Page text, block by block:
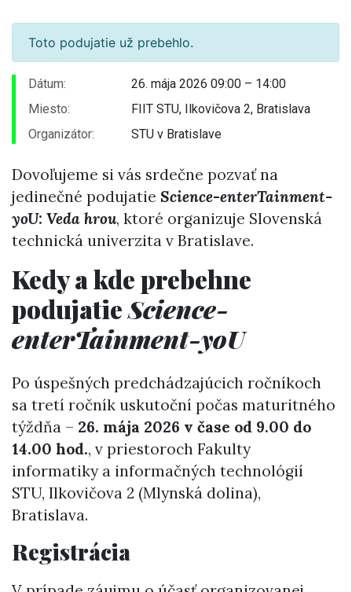
Toto podujatie už prebehlo.
Dátum:
26. mája 2026 09:00 – 14:00
Miesto:
FIIT STU, Ilkovičova 2, Bratislava
Organizátor:
STU v Bratislave
Dovoľujeme si vás srdečne pozvať na
jedinečné podujatie Science-enterTainment-
yoU: Veda hrou, ktoré organizuje Slovenská
technická univerzita v Bratislave.
Kedy a kde prebehne
podujatieScience-
enterTainment-yoU
Po úspešných predchádzajúcich ročníkoch
sa tretí ročník uskutoční počas maturitného
týždňa – 26. mája 2026 v čase od 9.00 do
14.00 hod., v priestoroch Fakulty
informatiky a informačných technológií
STU, Ilkovičova 2 (Mlynská dolina),
Bratislava.
Registrácia